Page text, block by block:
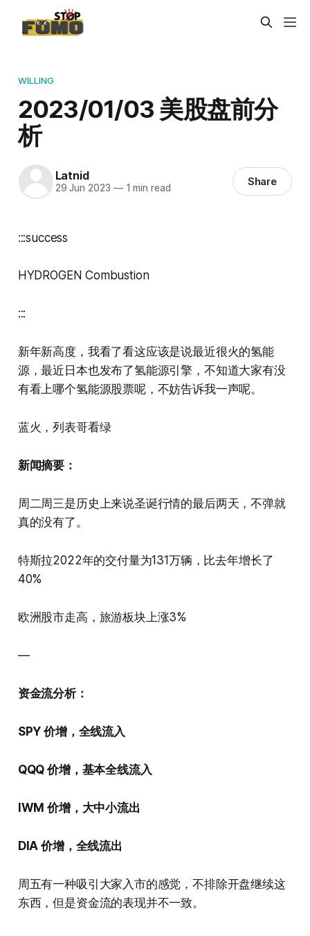
WILLING
2023/01/03 美股盘前分
析
Latnid
29 Jun 2023 —1 min read Share
:::success
HYDROGEN Combustion
:::
新年新高度，我看了看这应该是说最近很火的氢能
源，最近日本也发布了氢能源引擎，不知道大家有没
有看上哪个氢能源股票呢，不妨告诉我一声呢。
蓝火，列表哥看绿
新闻摘要：
周二周三是历史上来说圣诞行情的最后两天，不弹就
真的没有了。
特斯拉2022年的交付量为131万辆，比去年增长了
40%
欧洲股市走高，旅游板块上涨3%
—
资金流分析：
SPY 价增，全线流入
QQQ 价增，基本全线流入
IWM 价增，大中小流出
DIA 价增，全线流出
周五有一种吸引大家入市的感觉，不排除开盘继续这
东西，但是资金流的表现并不一致。